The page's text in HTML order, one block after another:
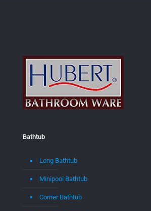
Bathtub
Long Bathtub
Minipool Bathtub
Corner Bathtub